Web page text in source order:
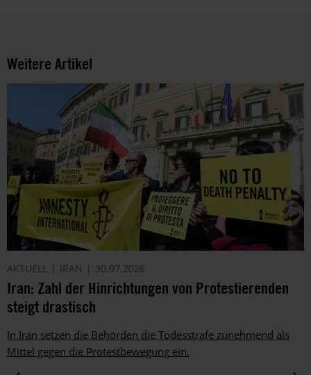
Weitere Artikel
AKTUELL IRAN 30.07.2026
Iran: Zahl der Hinrichtungen von Protestierenden
steigt drastisch
In Iran setzen die Behörden die Todesstrafe zunehmend als
Mittel gegen die Protestbewegung ein.